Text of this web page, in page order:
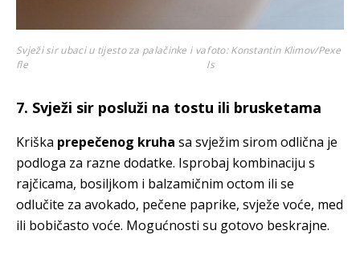
Svježi sir ubaci u tijesto za palačinke i va
fle
foto: Konstantin Klimov/Pexe
ls
7. Svježi sir posluži na tostu ili brusketama
Kriška prepečenog kruha sa svježim sirom odlična je
podloga za razne dodatke. Isprobaj kombinaciju s
rajčicama, bosiljkom i balzamičnim octom ili se
odlučite za avokado, pečene paprike, svježe voće, med
ili bobičasto voće. Mogućnosti su gotovo beskrajne.